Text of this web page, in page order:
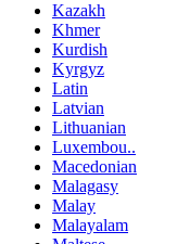
Kazakh
Khmer
Kurdish
Kyrgyz
Latin
Latvian
Lithuanian
Luxembou..
Macedonian
Malagasy
Malay
Malayalam